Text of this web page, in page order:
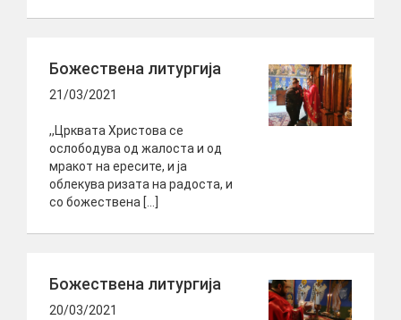
Божествена литургија
21/03/2021
,,Црквата Христова се
ослободува од жалоста и од
мракот на ересите, и ја
облекува ризата на радоста, и
со божествена […]
Божествена литургија
20/03/2021